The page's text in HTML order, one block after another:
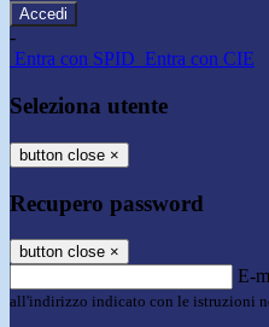
-
Entra con SPID Entra con CIE
Seleziona utente
button close ×
Recupero password
button close ×
E-
all'indirizzo indicato con le istruzioni